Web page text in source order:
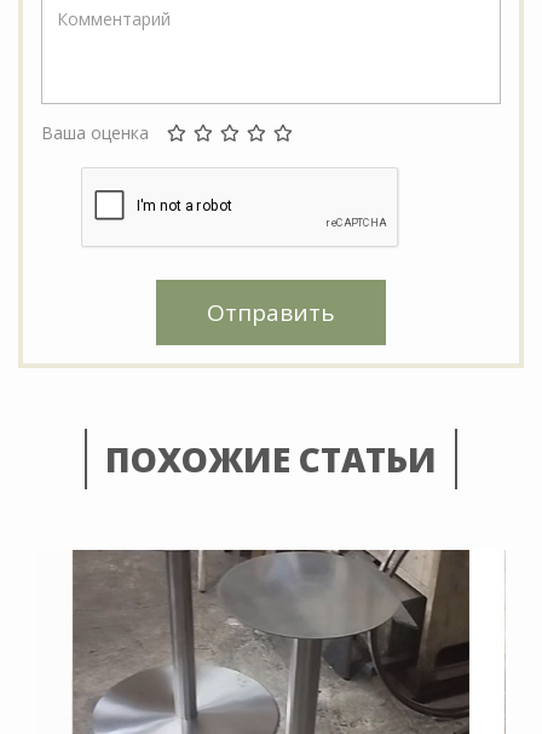
Ваша оценка
Отправить
ПОХОЖИЕ СТАТЬИ